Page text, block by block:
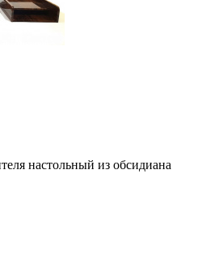
настольный из обсидиана